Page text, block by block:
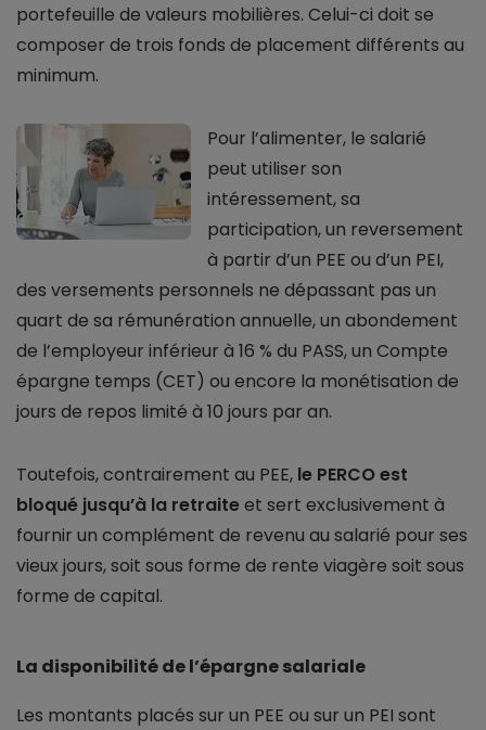
portefeuille de valeurs mobilières. Celui-ci doit se
composer de trois fonds de placement différents au
minimum.
Pour l’alimenter, le salarié
peut utiliser son
intéressement, sa
participation, un reversement
à partir d’un PEE ou d’un PEI,
des versements personnels ne dépassant pas un
quart de sa rémunération annuelle, un abondement
de l’employeur inférieur à 16 % du PASS, un Compte
épargne temps (CET) ou encore la monétisation de
jours de repos limité à 10 jours par an.
Toutefois, contrairement au PEE, le PERCO est
bloqué jusqu’à la retraiteet sert exclusivement à
fournir un complément de revenu au salarié pour ses
vieux jours, soit sous forme de rente viagère soit sous
forme de capital.
La disponibilité de l’épargne salariale
Les montants placés sur un PEE ou sur un PEI sont